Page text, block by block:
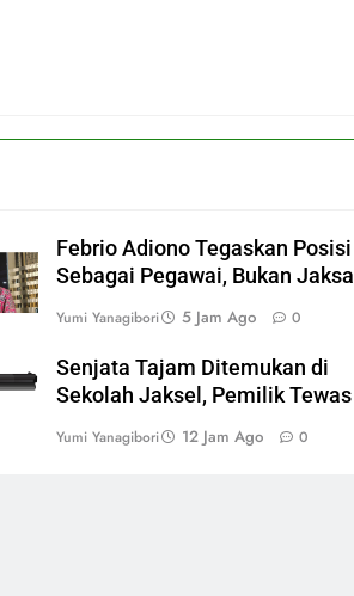
Febrio Adiono Tegaskan Posisi
Sebagai Pegawai, Bukan Jaksa
Yumi Yanagibori 5 Jam Ago 0
Senjata Tajam Ditemukan di
Sekolah Jaksel, Pemilik Tewas
Yumi Yanagibori 12 Jam Ago 0